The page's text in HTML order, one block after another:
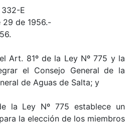
332-E
29 de 1956.-
Art. 81º de la Ley Nº 775 y la
el Consejo General de la
de Aguas de Salta; y
la Ley Nº 775 establece un
la elección de los miembros